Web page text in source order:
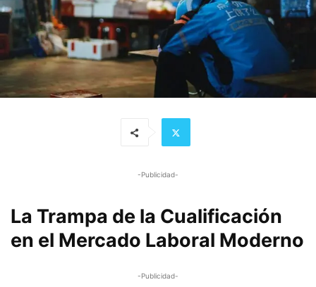
-Publicidad-
La Trampa de la Cualificación
en el Mercado Laboral Moderno
-Publicidad-